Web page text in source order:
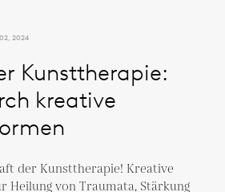
2024
Kunsttherapie:
kreative
der Kunsttherapie! Kreative
Heilung von Traumata, Stärkung